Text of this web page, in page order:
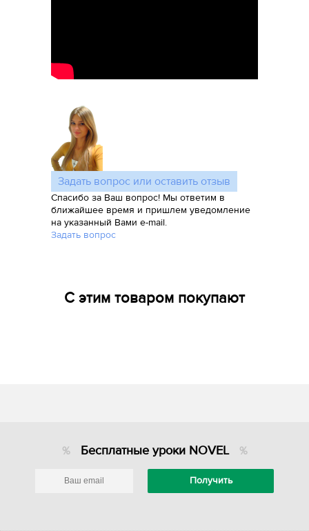
Задать вопрос или оставить отзыв
Спасибо за Ваш вопрос! Мы ответим в
ближайшее время и пришлем уведомление
на указанный Вами e-mail.
Задать вопрос
С этим товаром покупают
Бесплатные уроки NOVEL